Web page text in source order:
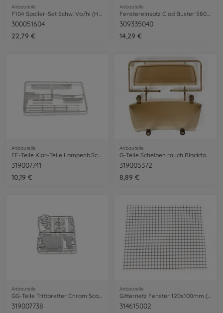
Anbauteile
F104 Spoiler-Set Schw. Vo/hi (H/J-Teile)
300051604
22,79 €
Anbauteile
Fenstereinsatz Clod Buster 58065
309335040
14,29 €
Anbauteile
319007741
10,19 €
Anbauteile
319005372
8,89 €
Anbauteile
GG-Teile Trittbretter Chrom Scania 56379
319007738
Anbauteile
Gitternetz Fenster 120x100mm (1) 58719
314615002